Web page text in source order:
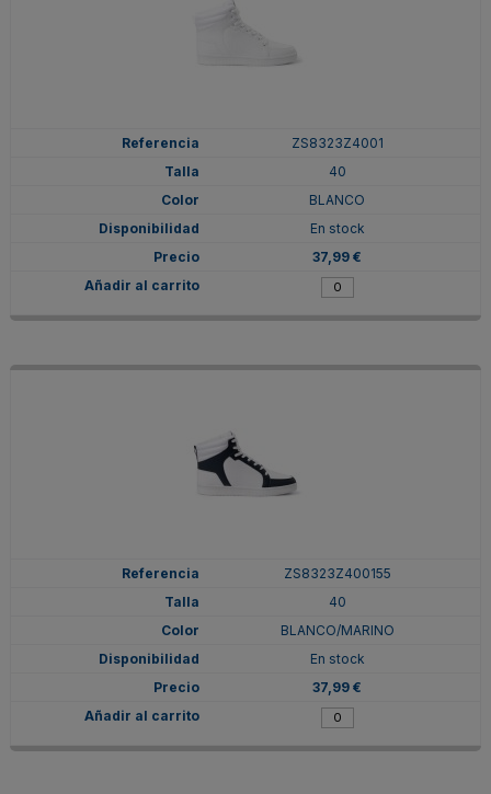
ZS8323Z4001
40
BLANCO
En stock
37,99 €
ZS8323Z400155
40
BLANCO/MARINO
En stock
37,99 €